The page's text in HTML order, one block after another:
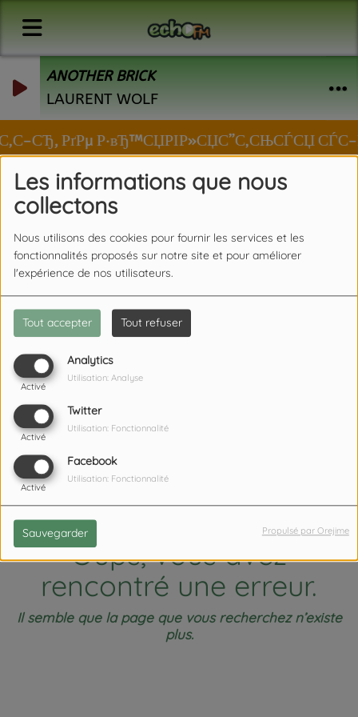
Les informations que nous
collectons
Nous utilisons des cookies pour fournir les services et les
fonctionnalités proposés sur notre site et pour améliorer
l'expérience de nos utilisateurs.
Tout accepter Tout refuser
Analytics
Activé
Utilisation: Analyse
Twitter
Activé
Utilisation: Fonctionnalité
Facebook
Activé
Utilisation: Fonctionnalité
Sauvegarder Propulsé par Orejime
ANOTHER BRICK
LAURENT WOLF
РґРµ Р·вЂ™СЏРІР»СЏС”С‚СЊСЃСЏ
404
Oups, vous avez
rencontré une erreur.
Il semble que la page que vous recherchez n’existe
plus.